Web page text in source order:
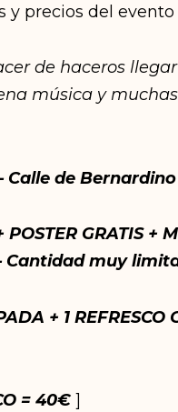
precios del
de haceros
música y
Calle de
GRATIS +
Cantidad muy
+ 1
= 40€ ]